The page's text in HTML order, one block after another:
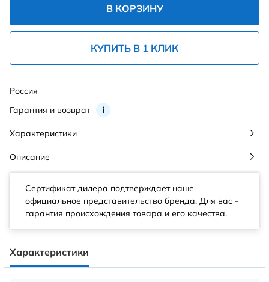
В КОРЗИНУ
КУПИТЬ В 1 КЛИК
Гарантия и возврат i
Россия
Характеристики
Описание
Сертификат дилера подтверждает наше
официальное представительство бренда. Для вас -
гарантия происхождения товара и его качества.
Характеристики